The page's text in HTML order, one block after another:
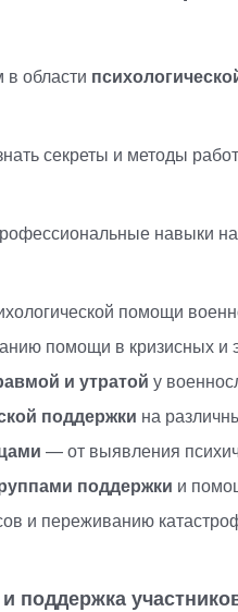
в области
секреты и методы
навыки
помощи
помощи в кризисных и
и утратой у
поддержки на
— от выявления
поддержки и
и переживанию
поддержка